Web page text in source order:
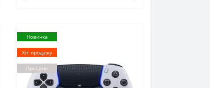
Новинка
Хіт продажу
Продано